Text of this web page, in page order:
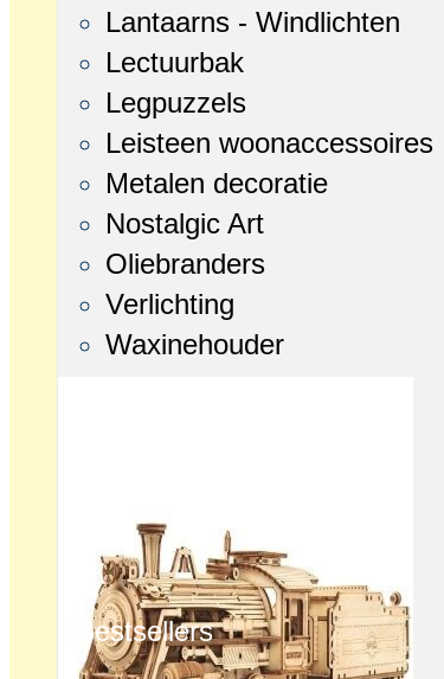
Lantaarns - Windlichten
Lectuurbak
Legpuzzels
Leisteen woonaccessoires
Metalen decoratie
Nostalgic Art
Oliebranders
Verlichting
Waxinehouder
Bestsellers